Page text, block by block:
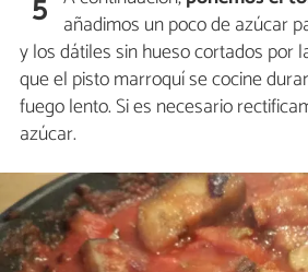
añadimos un poco de azúcar
y los dátiles sin hueso cortados por
que el pisto marroquí se cocine
fuego lento. Si es necesario
azúcar.